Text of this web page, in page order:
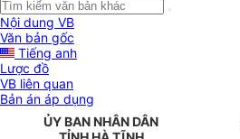
Nội dung VB
Văn bản gốc
Tiếng anh
Lược đồ
VB liên quan
Bản án áp dụng
ỦY BAN NHÂN DÂN